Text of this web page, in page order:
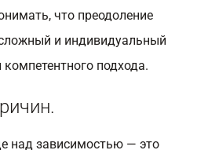
что преодоление
и индивидуальный
подхода.
над зависимостью — это